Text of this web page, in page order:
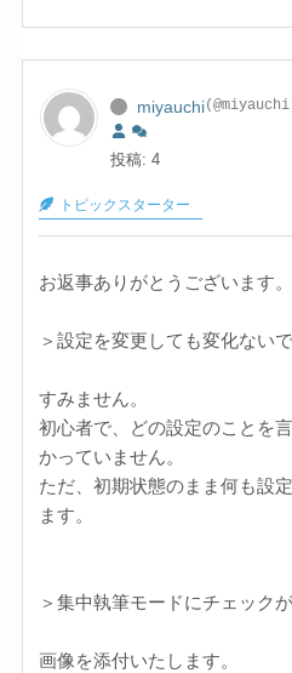
miyauchi
投稿: 4
トピックスターター
お返事ありがとうございます。
＞設定を変更しても変化ない
すみません。
初心者で、
どの設定のことを
かっていません。
ただ、初期状態のまま何も設
ます。
＞集中執筆モードにチェック
画像を添付いたします。